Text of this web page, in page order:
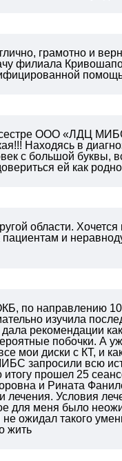
грамотно и
филиала
ООО «ЛДЦ
Находясь в
с большой буквы,
ей как
области.
пациентам и
по направлению
изучила
рекомендации
побочки. А
мои диски с КТ, и
запросили всю
прошел 25
и Рината
лечения. Условия
для меня было
ожидал такого
жить